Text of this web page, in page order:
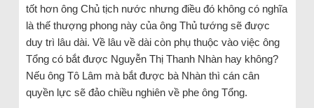
tốt hơn ông Chủ tịch nước nhưng điều đó không có nghĩa
là thế thượng phong này của ông Thủ tướng sẽ được
duy trì lâu dài. Về lâu về dài còn phụ thuộc vào việc ông
Tổng có bắt được Nguyễn Thị Thanh Nhàn hay không?
Nếu ông Tô Lâm mà bắt được bà Nhàn thì cán cân
quyền lực sẽ đảo chiều nghiên về phe ông Tổng.